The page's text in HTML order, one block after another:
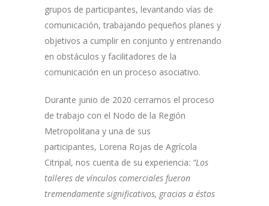
grupos de participantes, levantando vías de
comunicación, trabajando pequeños planes y
objetivos a cumplir en conjunto y entrenando
en obstáculos y facilitadores de la
comunicación en un proceso asociativo.
Durante junio de 2020 cerramos el proceso
de trabajo con el Nodo de la Región
Metropolitana y una de sus
participantes, Lorena Rojas de Agrícola
Citripal, nos cuenta de su experiencia: “Los
talleres de vínculos comerciales fueron
tremendamente significativos, gracias a éstos